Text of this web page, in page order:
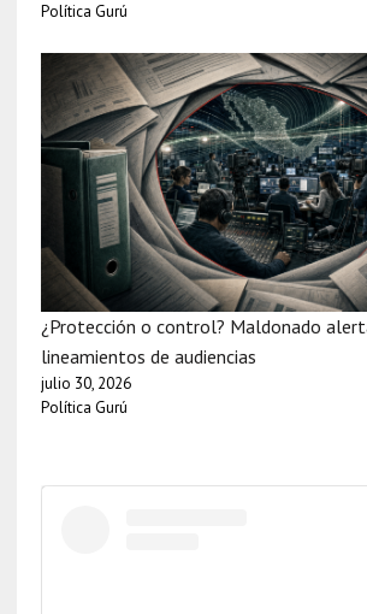
Política Gurú
¿Protección o control? Maldonado
lineamientos de audiencias
julio 30, 2026
Política Gurú